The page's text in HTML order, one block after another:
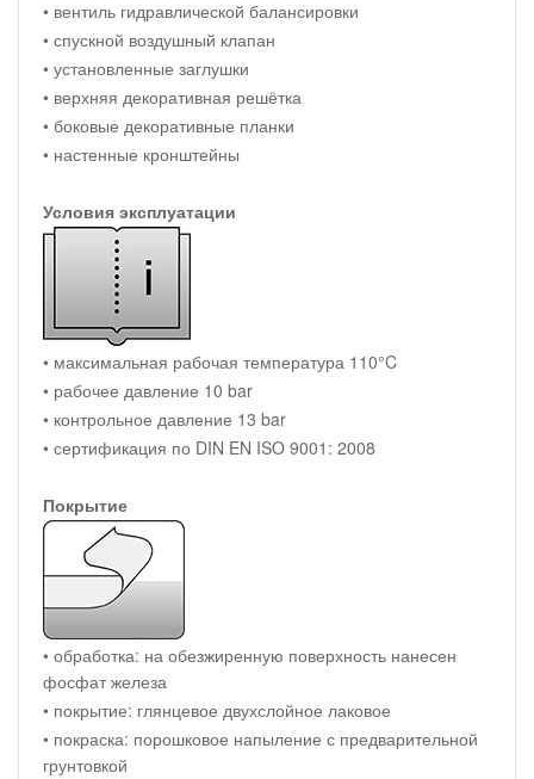
• вентиль гидравлической балансировки
• спускной воздушный клапан
• установленные заглушки
• верхняя декоративная решётка
• боковые декоративные планки
• настенные кронштейны
Условия эксплуатации
• максимальная рабочая температура 110°C
• рабочее давление 10 bar
• контрольное давление 13 bar
• сертификация по DIN EN ISO 9001: 2008
Покрытие
• обработка: на обезжиренную поверхность нанесен
фосфат железа
• покрытие: глянцевое двухслойное лаковое
• покраска: порошковое напыление с предварительной
грунтовкой